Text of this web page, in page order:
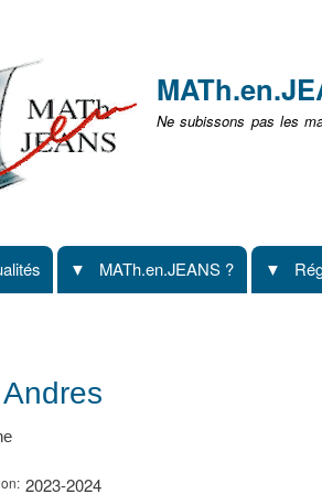
Ne subissons pas les
MATh.en.JEANS ?
2023-2024